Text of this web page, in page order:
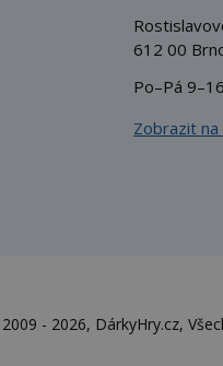
612 00
Po–Pá
Zobrazit na
- 2026, DárkyHry.cz,